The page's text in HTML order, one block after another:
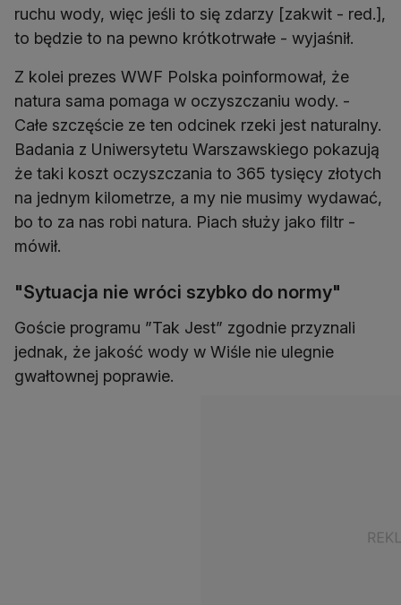
ruchu wody, więc jeśli to się zdarzy [zakwit - red.],
to będzie to na pewno krótkotrwałe - wyjaśnił.
Z kolei prezes WWF Polska poinformował, że
natura sama pomaga w oczyszczaniu wody. -
Całe szczęście ze ten odcinek rzeki jest naturalny.
Badania z Uniwersytetu Warszawskiego pokazują
że taki koszt oczyszczania to 365 tysięcy złotych
na jednym kilometrze, a my nie musimy wydawać,
bo to za nas robi natura. Piach służy jako filtr -
mówił.
"Sytuacja nie wróci szybko do normy"
Goście programu ”Tak Jest” zgodnie przyznali
jednak, że jakość wody w Wiśle nie ulegnie
gwałtownej poprawie.